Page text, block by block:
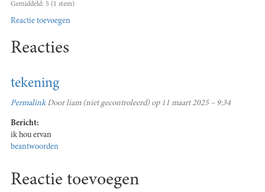
Gemiddeld: 5 (1 stem)
Reactie toevoegen
Reacties
tekening
PermalinkDoorliam (niet gecontroleerd) op 11 maart 2025 – 9:34
Bericht:
ik hou ervan
beantwoorden
Reactie toevoegen